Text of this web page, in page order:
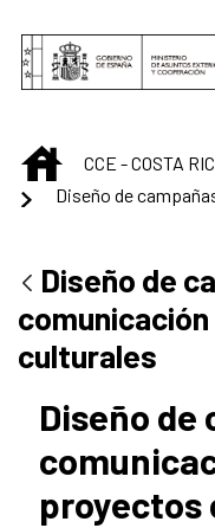
INICIO
CCE - COSTA
Diseño de
culturales
Diseño de
proyectos